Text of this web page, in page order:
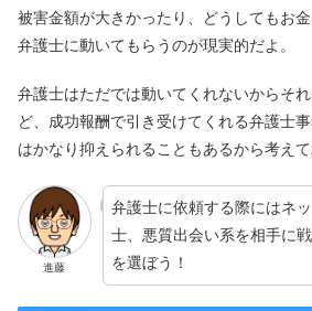
被害金額が大きかったり、どうしてもお
弁護士に動いてもらうのが現実的だよ。
弁護士はただでは動いてくれないからそ
ど、成功報酬で引き受けてくれる弁護士
はかなり抑えられることもあるから考えて
進藤
弁護士に依頼する際にはネ
士、悪質出会い系を相手に
を選ぼう！